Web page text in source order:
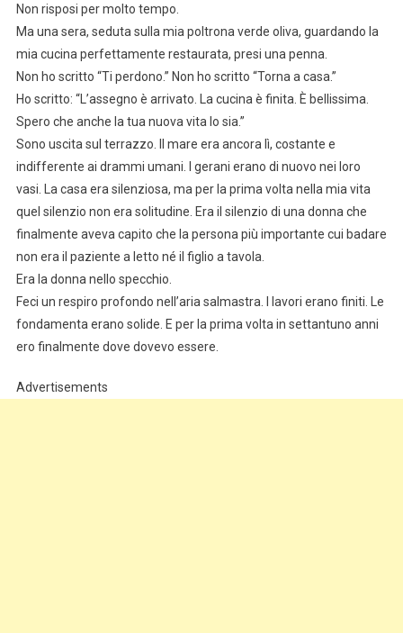
Non risposi per molto tempo.
Ma una sera, seduta sulla mia poltrona verde oliva, guardando la
mia cucina perfettamente restaurata, presi una penna.
Non ho scritto “Ti perdono.” Non ho scritto “Torna a casa.”
Ho scritto: “L’assegno è arrivato. La cucina è finita. È bellissima.
Spero che anche la tua nuova vita lo sia.”
Sono uscita sul terrazzo. Il mare era ancora lì, costante e
indifferente ai drammi umani. I gerani erano di nuovo nei loro
vasi. La casa era silenziosa, ma per la prima volta nella mia vita
quel silenzio non era solitudine. Era il silenzio di una donna che
finalmente aveva capito che la persona più importante cui badare
non era il paziente a letto né il figlio a tavola.
Era la donna nello specchio.
Feci un respiro profondo nell’aria salmastra. I lavori erano finiti. Le
fondamenta erano solide. E per la prima volta in settantuno anni
ero finalmente dove dovevo essere.
Advertisements